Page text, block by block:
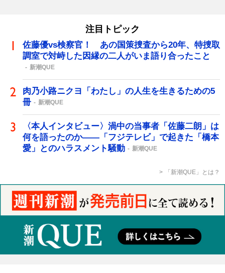
注目トピック
佐藤優vs検察官！ あの国策捜査から20年、特捜取
調室で対峙した因縁の二人がいま語り合ったこと
新潮QUE
肉乃小路ニクヨ「わたし」の人生を生きるための5
冊
新潮QUE
〈本人インタビュー〉渦中の当事者「佐藤二朗」は
何を語ったのか――「フジテレビ」で起きた「橋本
愛」とのハラスメント騒動
新潮QUE
「新潮QUE」とは？